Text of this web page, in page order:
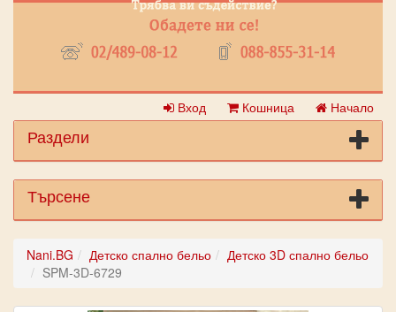
Вход Кошница Начало
Раздели
Търсене
Nani.BG Детско спално бельо
Детско 3D спално бельо
SPM-3D-6729